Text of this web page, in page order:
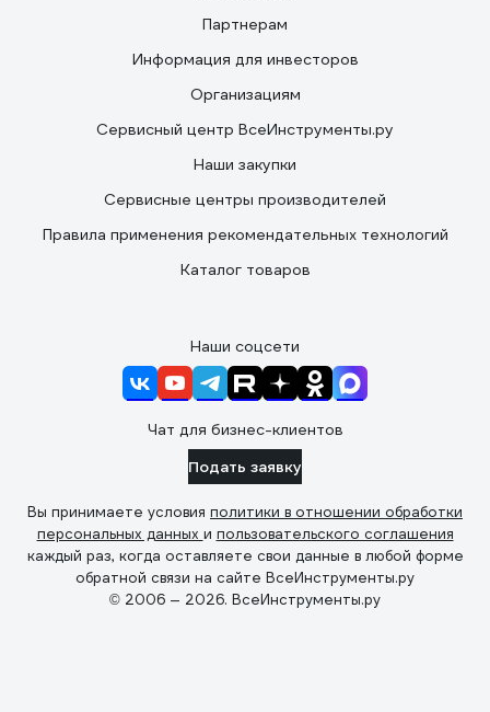
Партнерам
Информация для инвесторов
Организациям
Сервисный центр ВсеИнструменты.ру
Наши закупки
Сервисные центры производителей
Правила применения рекомендательных технологий
Каталог товаров
Наши соцсети
Чат для бизнес-клиентов
Подать заявку
Вы принимаете условия политики в отношении обработки
персональных данных и пользовательского соглашения
каждый раз, когда оставляете свои данные в любой форме
обратной связи на сайте ВсеИнструменты.ру
© 2006 — 2026. ВсеИнструменты.ру